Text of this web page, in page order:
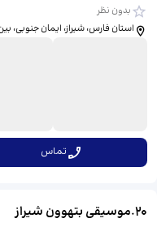
بدون نظر
استان فارس، شیراز، ایمان جنوبی، بین
تماس
20
.موسیقی بتهوون شیراز